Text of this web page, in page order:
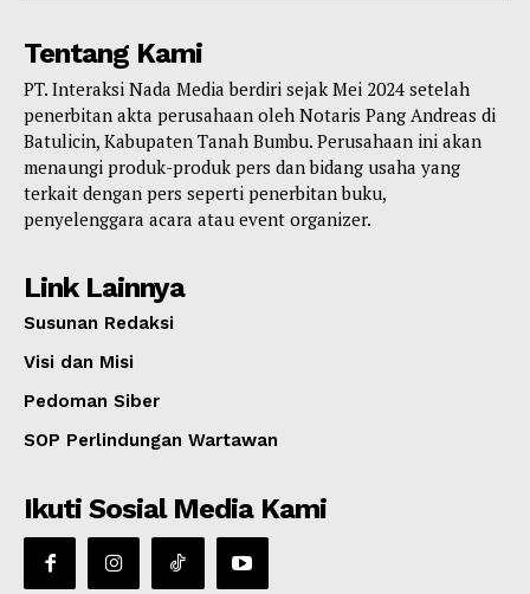
Tentang Kami
PT. Interaksi Nada Media berdiri sejak Mei 2024 setelah
penerbitan akta perusahaan oleh Notaris Pang Andreas di
Batulicin, Kabupaten Tanah Bumbu. Perusahaan ini akan
menaungi produk-produk pers dan bidang usaha yang
terkait dengan pers seperti penerbitan buku,
penyelenggara acara atau event organizer.
Link Lainnya
Susunan Redaksi
Visi dan Misi
Pedoman Siber
SOP Perlindungan Wartawan
Ikuti Sosial Media Kami